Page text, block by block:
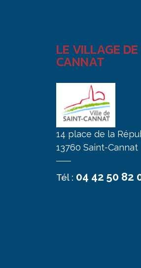
LE VILLAGE
CANNAT
14 place de la
13760 Saint-Cannat
Tél : 04 42 50 82